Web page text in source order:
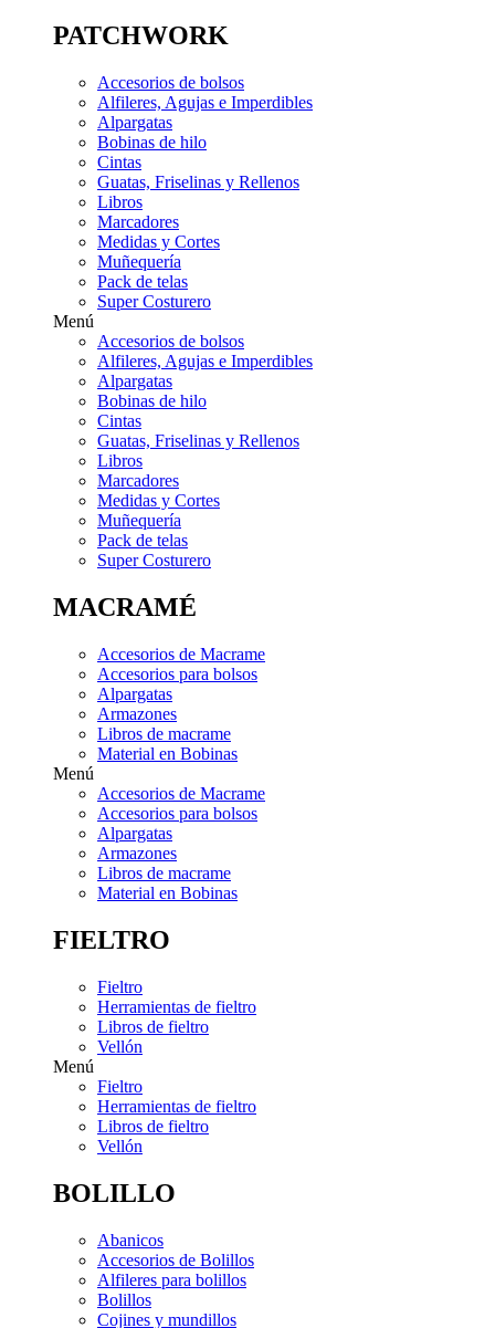
PATCHWORK
Accesorios de bolsos
Alfileres, Agujas e Imperdibles
Alpargatas
Bobinas de hilo
Cintas
Guatas, Friselinas y Rellenos
Libros
Marcadores
Medidas y Cortes
Muñequería
Pack de telas
Super Costurero
Menú
Accesorios de bolsos
Alfileres, Agujas e Imperdibles
Alpargatas
Bobinas de hilo
Cintas
Guatas, Friselinas y Rellenos
Libros
Marcadores
Medidas y Cortes
Muñequería
Pack de telas
Super Costurero
MACRAMÉ
Accesorios de Macrame
Accesorios para bolsos
Alpargatas
Armazones
Libros de macrame
Material en Bobinas
Menú
Accesorios de Macrame
Accesorios para bolsos
Alpargatas
Armazones
Libros de macrame
Material en Bobinas
FIELTRO
Fieltro
Herramientas de fieltro
Libros de fieltro
Vellón
Menú
Fieltro
Herramientas de fieltro
Libros de fieltro
Vellón
BOLILLO
Abanicos
Accesorios de Bolillos
Alfileres para bolillos
Bolillos
Cojines y mundillos